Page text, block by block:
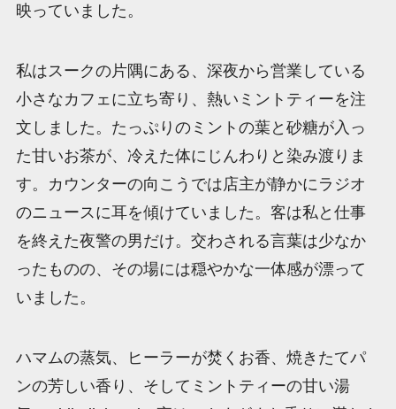
映っていました。
私はスークの片隅にある、深夜から営業している
小さなカフェに立ち寄り、熱いミントティーを注
文しました。たっぷりのミントの葉と砂糖が入っ
た甘いお茶が、冷えた体にじんわりと染み渡りま
す。カウンターの向こうでは店主が静かにラジオ
のニュースに耳を傾けていました。客は私と仕事
を終えた夜警の男だけ。交わされる言葉は少なか
ったものの、その場には穏やかな一体感が漂って
いました。
ハマムの蒸気、ヒーラーが焚くお香、焼きたてパ
ンの芳しい香り、そしてミントティーの甘い湯